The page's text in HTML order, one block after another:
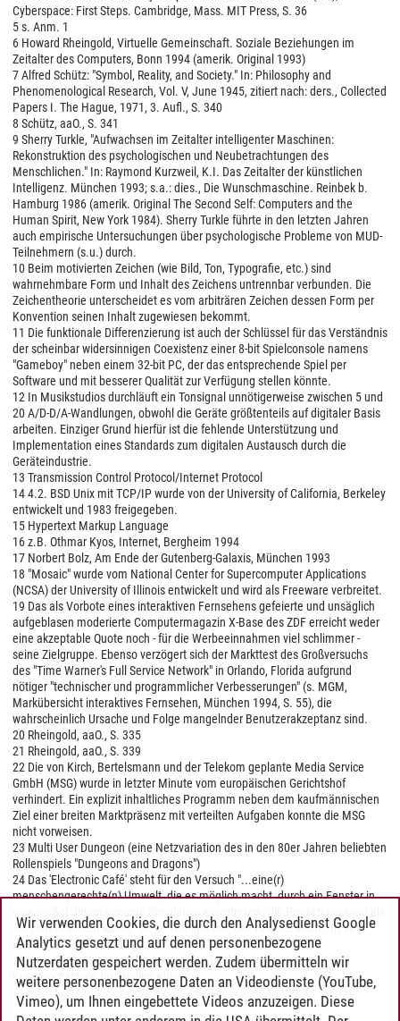
Cyberspace: First Steps. Cambridge, Mass. MIT Press, S. 36
5 s. Anm. 1
6 Howard Rheingold, Virtuelle Gemeinschaft. Soziale Beziehungen im
Zeitalter des Computers, Bonn 1994 (amerik. Original 1993)
7 Alfred Schütz: "Symbol, Reality, and Society." In: Philosophy and
Phenomenological Research, Vol. V, June 1945, zitiert nach: ders., Collected
Papers I. The Hague, 1971, 3. Aufl., S. 340
8 Schütz, aaO., S. 341
9 Sherry Turkle, "Aufwachsen im Zeitalter intelligenter Maschinen:
Rekonstruktion des psychologischen und Neubetrachtungen des
Menschlichen." In: Raymond Kurzweil, K.I. Das Zeitalter der künstlichen
Intelligenz. München 1993; s.a.: dies., Die Wunschmaschine. Reinbek b.
Hamburg 1986 (amerik. Original The Second Self: Computers and the
Human Spirit, New York 1984). Sherry Turkle führte in den letzten Jahren
auch empirische Untersuchungen über psychologische Probleme von MUD-
Teilnehmern (s.u.) durch.
10 Beim motivierten Zeichen (wie Bild, Ton, Typografie, etc.) sind
wahrnehmbare Form und Inhalt des Zeichens untrennbar verbunden. Die
Zeichentheorie unterscheidet es vom arbiträren Zeichen dessen Form per
Konvention seinen Inhalt zugewiesen bekommt.
11 Die funktionale Differenzierung ist auch der Schlüssel für das Verständnis
der scheinbar widersinnigen Coexistenz einer 8-bit Spielconsole namens
"Gameboy" neben einem 32-bit PC, der das entsprechende Spiel per
Software und mit besserer Qualität zur Verfügung stellen könnte.
12 In Musikstudios durchläuft ein Tonsignal unnötigerweise zwischen 5 und
20 A/D-D/A-Wandlungen, obwohl die Geräte größtenteils auf digitaler Basis
arbeiten. Einziger Grund hierfür ist die fehlende Unterstützung und
Implementation eines Standards zum digitalen Austausch durch die
Geräteindustrie.
13 Transmission Control Protocol/Internet Protocol
14 4.2. BSD Unix mit TCP/IP wurde von der University of California, Berkeley
entwickelt und 1983 freigegeben.
15 Hypertext Markup Language
16 z.B. Othmar Kyos, Internet, Bergheim 1994
17 Norbert Bolz, Am Ende der Gutenberg-Galaxis, München 1993
18 "Mosaic" wurde vom National Center for Supercomputer Applications
(NCSA) der University of Illinois entwickelt und wird als Freeware verbreitet.
19 Das als Vorbote eines interaktiven Fernsehens gefeierte und unsäglich
aufgeblasen moderierte Computermagazin X-Base des ZDF erreicht weder
eine akzeptable Quote noch - für die Werbeeinnahmen viel schlimmer -
seine Zielgruppe. Ebenso verzögert sich der Markttest des Großversuchs
des "Time Warner's Full Service Network" in Orlando, Florida aufgrund
nötiger "technischer und programmlicher Verbesserungen" (s. MGM,
Markübersicht interaktives Fernsehen, München 1994, S. 55), die
wahrscheinlich Ursache und Folge mangelnder Benutzerakzeptanz sind.
20 Rheingold, aaO., S. 335
21 Rheingold, aaO., S. 339
22 Die von Kirch, Bertelsmann und der Telekom geplante Media Service
GmbH (MSG) wurde in letzter Minute vom europäischen Gerichtshof
verhindert. Ein explizit inhaltliches Programm neben dem kaufmännischen
Ziel einer breiten Marktpräsenz mit verteilten Aufgaben konnte die MSG
nicht vorweisen.
23 Multi User Dungeon (eine Netzvariation des in den 80er Jahren beliebten
Rollenspiels "Dungeons and Dragons")
24 Das 'Electronic Café' steht für den Versuch "...eine(r)
menschengerechte(n) Umwelt, die es möglich macht, durch ein Fenster in
Tor zum virtuellen Raum." Gene Youngblood, Der Virtuelle Raum, In: Ars
Electronica 1986, Katalog Linz 1986
25 'Knowbotic Research' arbeitet als Medienkunstgruppe an der
Kunsthochschule für Medien Köln
Wir verwenden Cookies, die durch den Analysedienst Google
Analytics gesetzt und auf denen personenbezogene
Nutzerdaten gespeichert werden. Zudem übermitteln wir
weitere personenbezogene Daten an Videodienste (YouTube,
Vimeo), um Ihnen eingebettete Videos anzuzeigen. Diese